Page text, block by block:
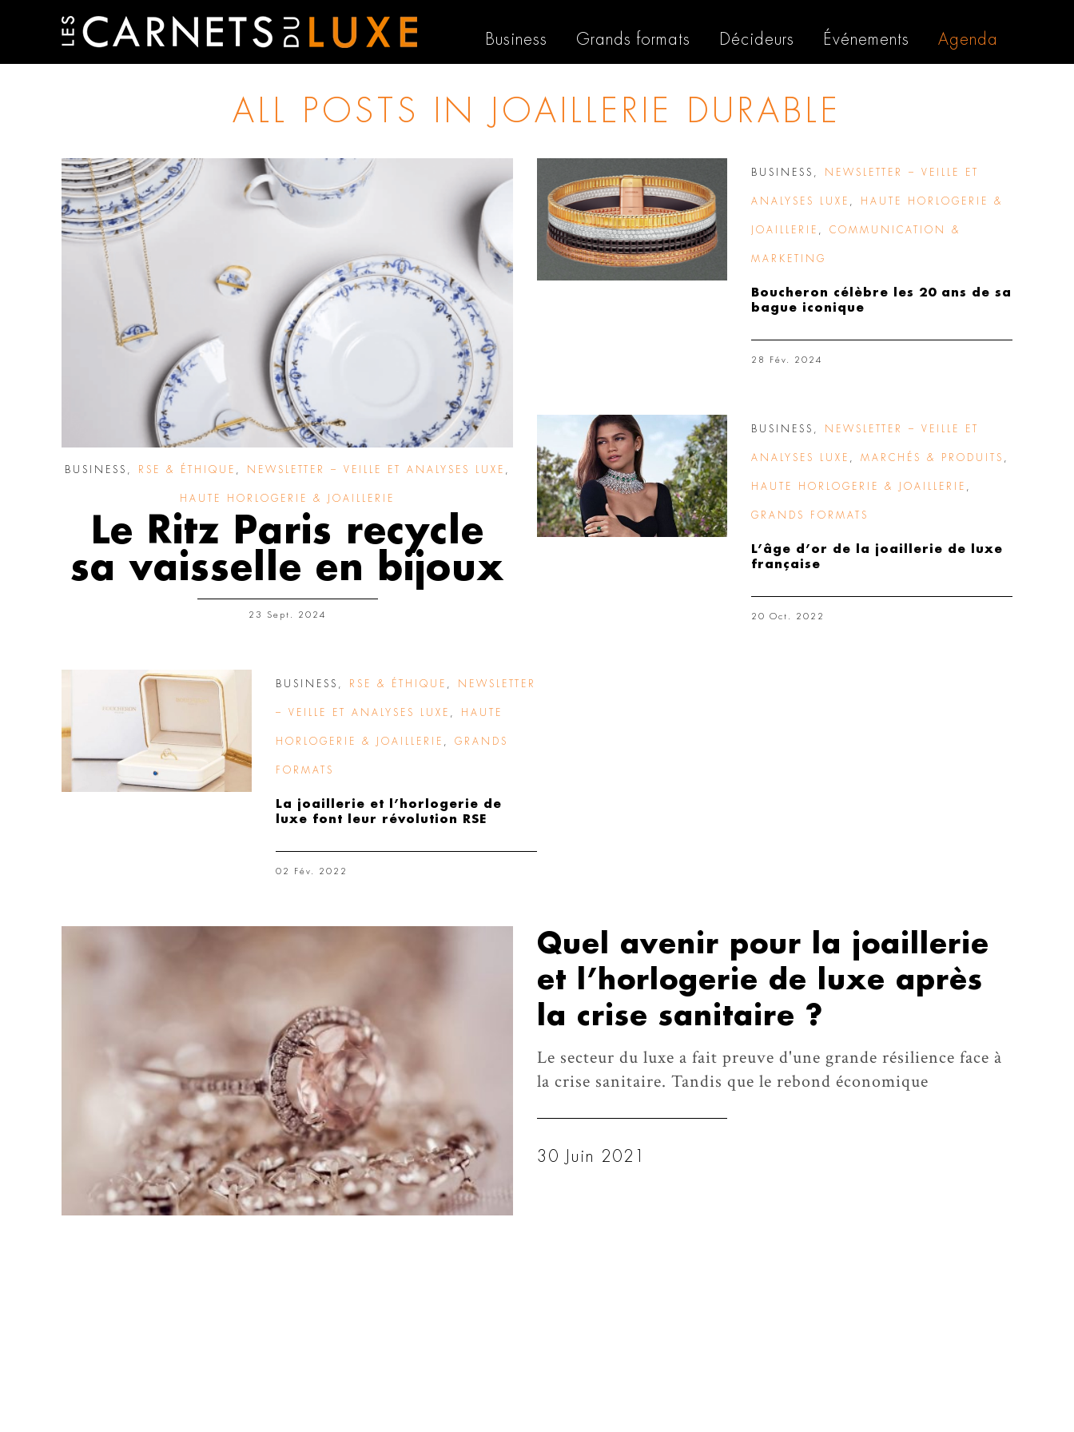
Business Grands formats Décideurs Événements Agenda
ALL POSTS IN JOAILLERIE DURABLE
BUSINESS RSE & ÉTHIQUE NEWSLETTER – VEILLE ET ANALYSES LUXE
HAUTE HORLOGERIE & JOAILLERIE
Le Ritz Paris recycle
sa vaisselle en bijoux
23 Sept. 2024
BUSINESS NEWSLETTER – VEILLE ET
ANALYSES LUXE HAUTE HORLOGERIE &
JOAILLERIE COMMUNICATION &
MARKETING
Boucheron célèbre les 20 ans de sa
bague iconique
28 Fév. 2024
BUSINESS NEWSLETTER – VEILLE ET
ANALYSES LUXE MARCHÉS & PRODUITS
HAUTE HORLOGERIE & JOAILLERIE
GRANDS FORMATS
L’âge d’or de la joaillerie de luxe
française
20 Oct. 2022
BUSINESS RSE & ÉTHIQUE NEWSLETTER
– VEILLE ET ANALYSES LUXE HAUTE
HORLOGERIE & JOAILLERIE GRANDS
FORMATS
La joaillerie et l’horlogerie de
luxe font leur révolution RSE
02 Fév. 2022
Quel avenir pour la joaillerie
et l’horlogerie de luxe après
la crise sanitaire ?
Le secteur du luxe a fait preuve d'une grande résilience face à
la crise sanitaire. Tandis que le rebond économique
30 Juin 2021